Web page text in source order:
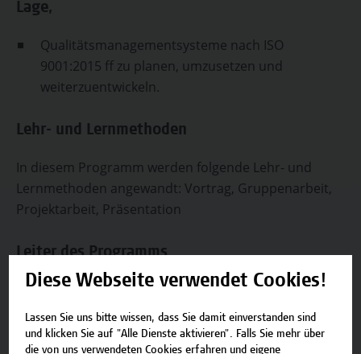
Lage,
Qualitätsmanagementsysteme nach ISO
9001:2015 ff zu planen, umzusetzen und
weiterzuentwickeln.
Lehr- und Lernmethoden
In diesem Programm werden folgende Lehr- und
Lernmethoden angewandt: Vortrag, Gruppenarbeit,
Projektarbeit, Präsentation
Leiter des Programms
Roman Degenhart MScist Lehrender an der
Hochschule Campus Wien und Assessor, Auditor
sowie Quality Manager.
Diese Webseite verwendet Cookies!
Lassen Sie uns bitte wissen, dass Sie damit einverstanden sind
und klicken Sie auf "Alle Dienste aktivieren". Falls Sie mehr über
die von uns verwendeten Cookies erfahren und eigene